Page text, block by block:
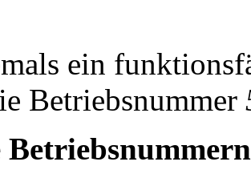
ein
Betriebsnummer